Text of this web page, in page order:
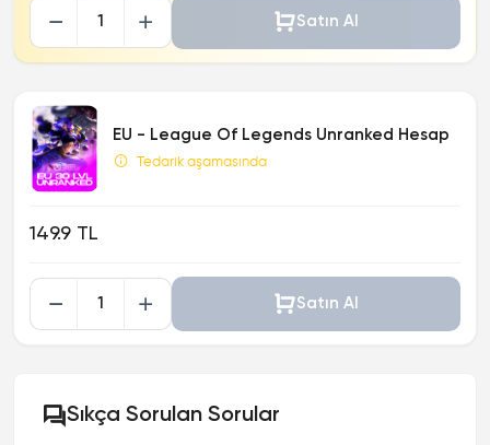
Satın Al
EU - League Of Legends Unranked Hesap
Tedarik aşamasında
149.9 TL
Satın Al
Sıkça Sorulan Sorular